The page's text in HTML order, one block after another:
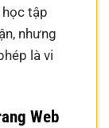
tập
nhưng
là vi
Web